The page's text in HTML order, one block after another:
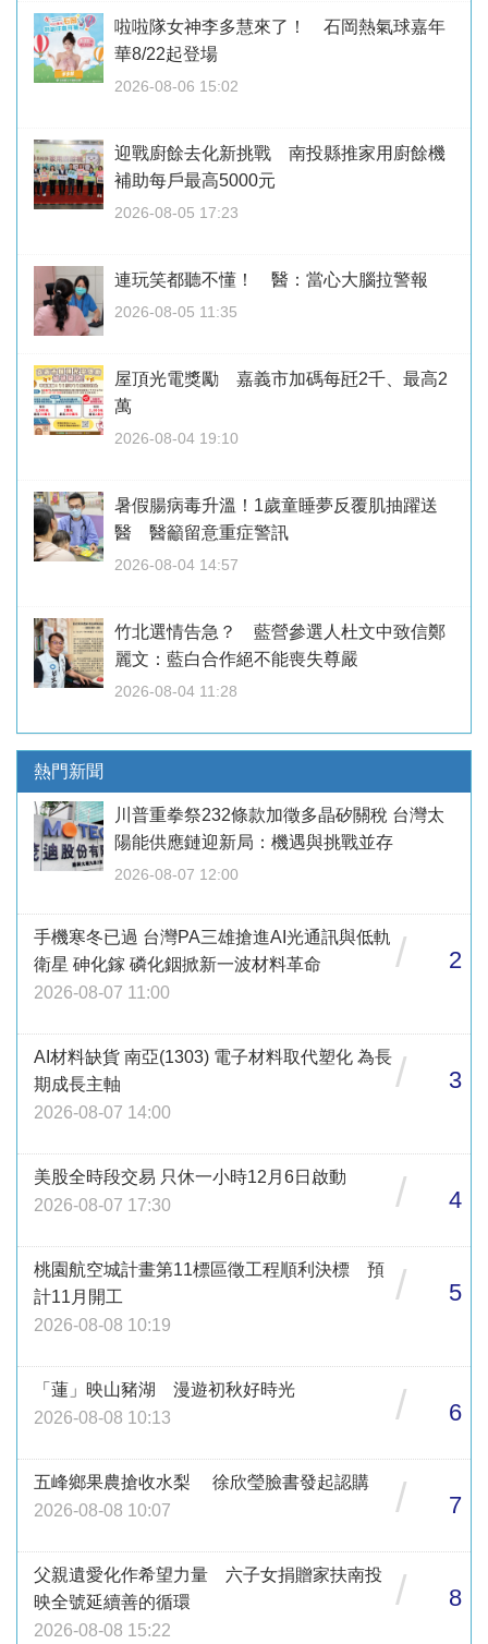
啦啦隊女神李多慧來了！ 石岡熱氣球嘉年
華8/22起登場
2026-08-06 15:02
迎戰廚餘去化新挑戰 南投縣推家用廚餘機
補助每戶最高5000元
2026-08-05 17:23
連玩笑都聽不懂！ 醫：當心大腦拉警報
2026-08-05 11:35
屋頂光電獎勵 嘉義市加碼每瓩2千、最高2
萬
2026-08-04 19:10
暑假腸病毒升溫！1歲童睡夢反覆肌抽躍送
醫 醫籲留意重症警訊
2026-08-04 14:57
竹北選情告急？ 藍營參選人杜文中致信鄭
麗文：藍白合作絕不能喪失尊嚴
2026-08-04 11:28
熱門新聞
川普重拳祭232條款加徵多晶矽關稅 台灣太
陽能供應鏈迎新局：機遇與挑戰並存
2026-08-07 12:00
手機寒冬已過 台灣PA三雄搶進AI光通訊與低軌
衛星 砷化鎵 磷化銦掀新一波材料革命
2026-08-07 11:00
/ 2
AI材料缺貨 南亞(1303) 電子材料取代塑化 為長
期成長主軸
2026-08-07 14:00
/ 3
美股全時段交易 只休一小時12月6日啟動
2026-08-07 17:30
/ 4
桃園航空城計畫第11標區徵工程順利決標 預
計11月開工
2026-08-08 10:19
/ 5
「蓮」映山豬湖 漫遊初秋好時光
2026-08-08 10:13
/ 6
五峰鄉果農搶收水梨 徐欣瑩臉書發起認購
2026-08-08 10:07
/ 7
父親遺愛化作希望力量 六子女捐贈家扶南投
映全號延續善的循環
2026-08-08 15:22
/ 8